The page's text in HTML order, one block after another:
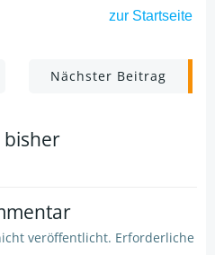
zur Startseite
Post
navigation
Nächster Beitrag
bisher
veröffentlicht. Erforderliche